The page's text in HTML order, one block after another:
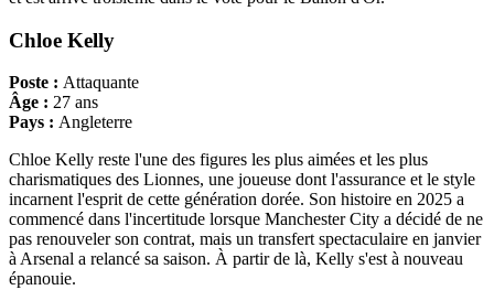
Chloe Kelly
Poste : Attaquante
Âge : 27 ans
Pays : Angleterre
Chloe Kelly reste l'une des figures les plus aimées et les plus
charismatiques des Lionnes, une joueuse dont l'assurance et le style
incarnent l'esprit de cette génération dorée. Son histoire en 2025 a
commencé dans l'incertitude lorsque Manchester City a décidé de ne
pas renouveler son contrat, mais un transfert spectaculaire en janvier
à Arsenal a relancé sa saison. À partir de là, Kelly s'est à nouveau
épanouie.